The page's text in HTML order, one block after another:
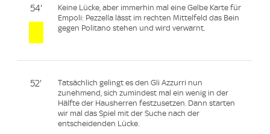
54'
Keine Lücke, aber immerhin mal eine Gelbe Karte für
Empoli: Pezzella lässt im rechten Mittelfeld das Bein
gegen Politano stehen und wird verwarnt.
52'
Tatsächlich gelingt es den Gli Azzurri nun
zunehmend, sich zumindest mal ein wenig in der
Hälfte der Hausherren festzusetzen. Dann starten
wir mal das Spiel mit der Suche nach der
entscheidenden Lücke.